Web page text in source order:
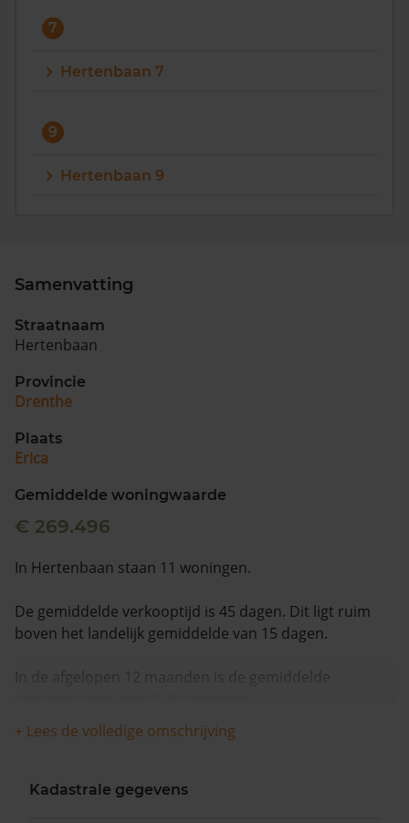
7
Hertenbaan 7
9
Hertenbaan 9
Samenvatting
Straatnaam
Hertenbaan
Provincie
Drenthe
Plaats
Erica
Gemiddelde woningwaarde
€ 269.496
In Hertenbaan staan 11 woningen.
De gemiddelde verkooptijd is 45 dagen. Dit ligt ruim
boven het landelijk gemiddelde van 15 dagen.
In de afgelopen 12 maanden is de gemiddelde
+ Lees de volledige omschrijving
Kadastrale gegevens